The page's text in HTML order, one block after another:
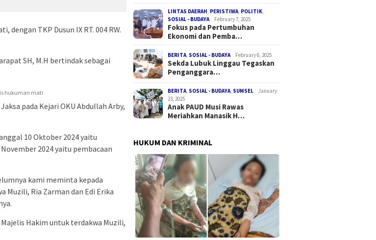
dengan TKP Dusun IX RT. 004 RW.
SH, M.H bertindak sebagai
hukuman mati
pada Kejari OKU Abdullah Arby,
10 Oktober 2024 yaitu
2024 yaitu pembacaan
kami meminta kepada
Muzili, Ria Zarman dan Edi Erika
Hakim untuk terdakwa Muzili,
LINTAS DAERAH, PERISTIWA, POLITIK,
SOSIAL - BUDAYA
February 7, 2025
Fokus pada Pertumbuhan
Ekonomi dan Pemba…
BERITA, SOSIAL - BUDAYA February 6, 2025
Sekda Lubuk Linggau Tegaskan
Penganggara…
BERITA, SOSIAL - BUDAYA, SUMSEL
January
23, 2025
Anak PAUD Musi Rawas
Meriahkan Manasik H…
HUKUM DAN KRIMINAL